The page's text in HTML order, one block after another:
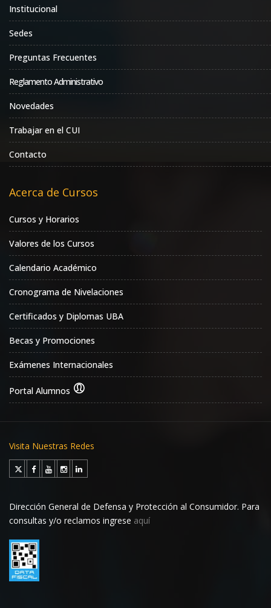
Institucional
Sedes
Preguntas Frecuentes
Reglamento Administrativo
Novedades
Trabajar en el CUI
Contacto
Acerca de Cursos
Cursos y Horarios
Valores de los Cursos
Calendario Académico
Cronograma de Nivelaciones
Certificados y Diplomas UBA
Becas y Promociones
Exámenes Internacionales
Portal Alumnos
Visita Nuestras Redes
Dirección General de Defensa y Protección al Consumidor. Para
consultas y/o reclamos ingrese aquí